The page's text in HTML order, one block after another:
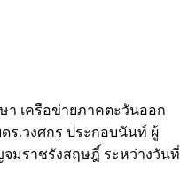
า เครือข่ายภาคตะวันออก
ร.วงศกร ประกอบนันท์ ผู้
จมราชรังสฤษฎิ์ ระหว่างวันที่